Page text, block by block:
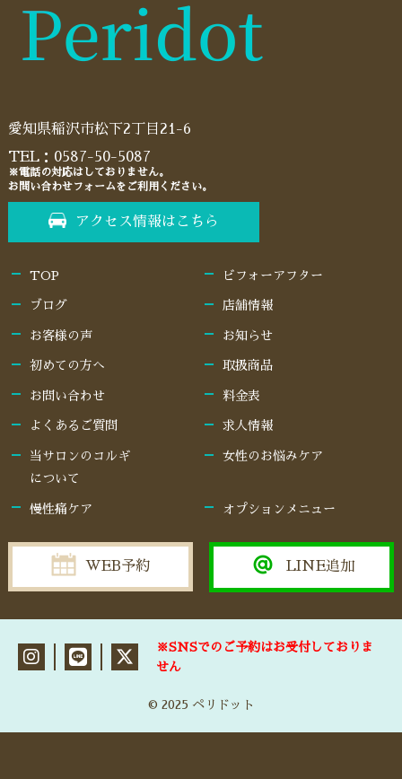
愛知県稲沢市松下2丁目21-6
TEL： 0587-50-5087
※電話の対応はしておりません。
お問い合わせフォームをご利用ください。
アクセス情報はこちら
TOP ビフォーアフター
ブログ 店舗情報
お客様の声 お知らせ
初めての方へ 取扱商品
お問い合わせ 料金表
よくあるご質問 求人情報
当サロンのコルギ
について
女性のお悩みケア
慢性痛ケア オプションメニュー
WEB予約 LINE追加
※SNSでのご予約はお受付しておりま
せん
© 2025 ペリドット